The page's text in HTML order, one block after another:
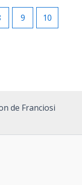
9 10
de Franciosi